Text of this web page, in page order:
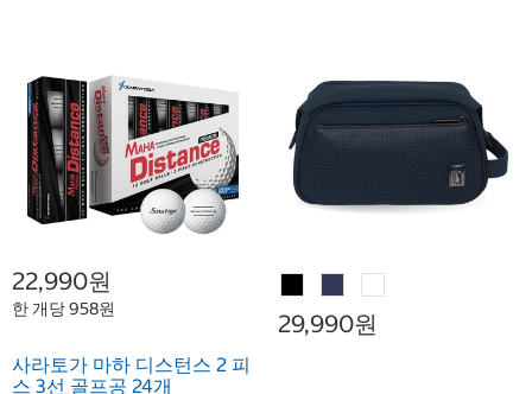
22,990원
한 개당 958원
사라토가 마하 디스턴스 2 피
스 3선 골프공 24개
29,990원